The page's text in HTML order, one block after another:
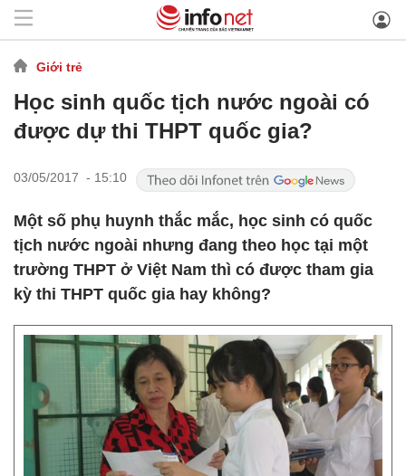
Giới trẻ
Học sinh quốc tịch nước ngoài có
được dự thi THPT quốc gia?
03/05/2017 - 15:10
Một số phụ huynh thắc mắc, học sinh có quốc
tịch nước ngoài nhưng đang theo học tại một
trường THPT ở Việt Nam thì có được tham gia
kỳ thi THPT quốc gia hay không?